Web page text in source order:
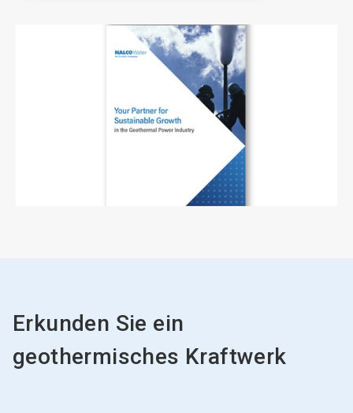
Erkunden Sie ein
geothermisches Kraftwerk